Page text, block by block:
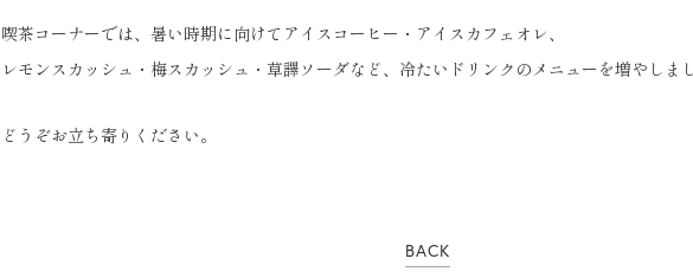
喫茶コーナーでは、暑い時期に向けてアイスコーヒー・アイスカフェオレ、
レモンスカッシュ・梅スカッシュ・草譯ソーダなど、冷たいドリンクのメニューを増やしま
どうぞお立ち寄りください。
BACK